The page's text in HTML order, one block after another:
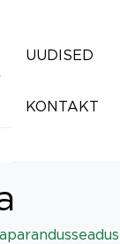
UUDISED
KONTAKT